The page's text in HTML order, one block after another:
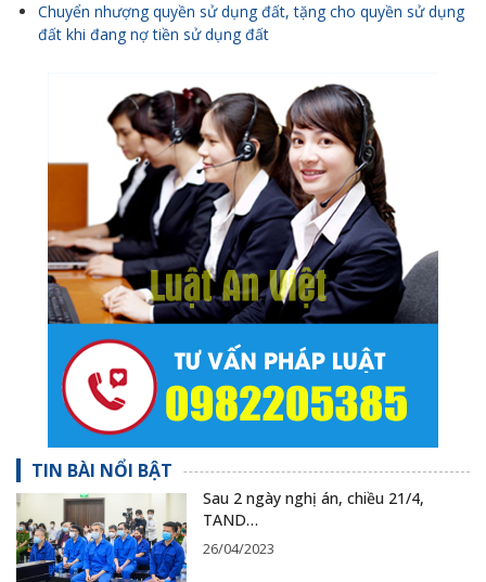
Chuyển nhượng quyền sử dụng đất, tặng cho quyền sử dụng
đất khi đang nợ tiền sử dụng đất
TIN BÀI NỔI BẬT
Sau 2 ngày nghị án, chiều 21/4,
TAND…
26/04/2023